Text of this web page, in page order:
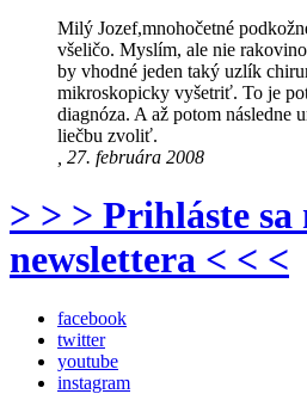
Milý Jozef,mnohočetné
všeličo. Myslím, ale nie
by vhodné jeden taký uzlík
mikroskopicky vyšetriť. To je
diagnóza. A až potom následne
liečbu zvoliť.
, 27. februára 2008
> > > Prihláste sa
newslettera < < <
facebook
twitter
youtube
instagram